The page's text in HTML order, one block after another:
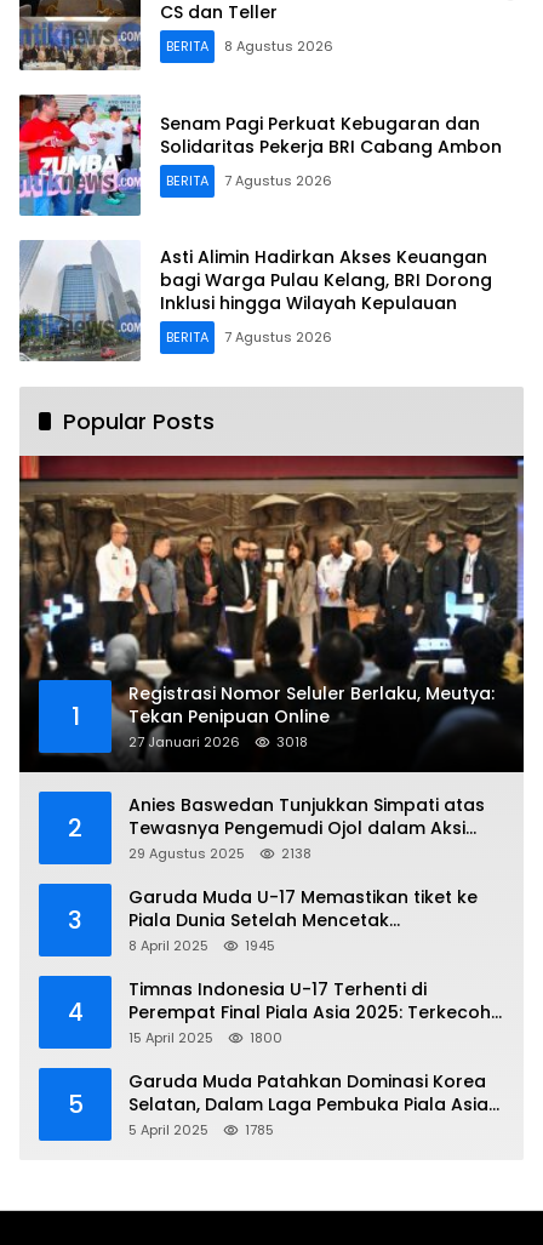
CS dan Teller
BERITA 8 Agustus 2026
Senam Pagi Perkuat Kebugaran dan
Solidaritas Pekerja BRI Cabang Ambon
BERITA 7 Agustus 2026
Asti Alimin Hadirkan Akses Keuangan
bagi Warga Pulau Kelang, BRI Dorong
Inklusi hingga Wilayah Kepulauan
BERITA 7 Agustus 2026
Popular Posts
1
Registrasi Nomor Seluler Berlaku, Meutya:
Tekan Penipuan Online
27 Januari 2026 3018
2
Anies Baswedan Tunjukkan Simpati atas
Tewasnya Pengemudi Ojol dalam Aksi
Demo
29 Agustus 2025 2138
3
Garuda Muda U-17 Memastikan tiket ke
Piala Dunia Setelah Mencetak
Kemenangan Gemilang atas Yaman 4-1 di
8 April 2025 1945
4
Timnas Indonesia U-17 Terhenti di
Perempat Final Piala Asia 2025: Terkecoh
Korea Utara
15 April 2025 1800
5
Garuda Muda Patahkan Dominasi Korea
Selatan, Dalam Laga Pembuka Piala Asia
2025 U-17
5 April 2025 1785